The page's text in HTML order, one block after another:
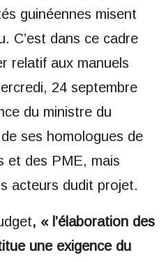
guinéennes misent
C’est dans ce cadre
relatif aux manuels
24 septembre
du ministre du
ses homologues de
et des PME, mais
acteurs dudit projet.
, « l’élaboration des
une exigence du